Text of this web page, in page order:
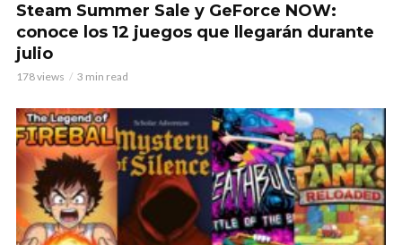
Steam Summer Sale y GeForce NOW:
conoce los 12 juegos que llegarán durante
julio
178 views 3 min read